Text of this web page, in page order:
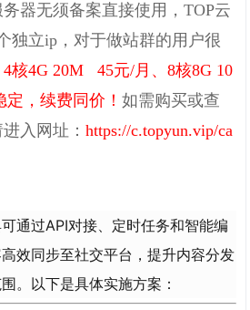
器无须备案直接使用，TOP云
独立ip，对于做站群的用户很
4核4G 20M 45元/月、8核8G 10
定，续费同价！如需购买或查
入网址：https://c.topyun.vip/ca
通过API对接、定时任务和智能编
效同步至社交平台，提升内容分发
。以下是具体实施方案：